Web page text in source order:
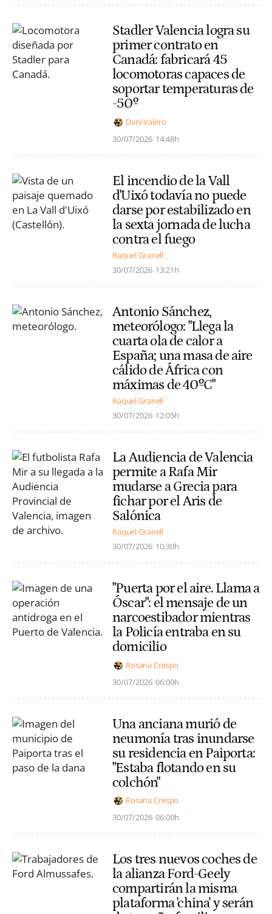
Stadler Valencia logra su
primer contrato en
Canadá: fabricará 45
locomotoras capaces de
soportar temperaturas de
-50º
Dani Valero
30/07/2026 14:48h
El incendio de la Vall
d'Uixó todavía no puede
darse por estabilizado en
la sexta jornada de lucha
contra el fuego
Raquel Granell
30/07/2026 13:21h
Antonio Sánchez,
meteorólogo: "Llega la
cuarta ola de calor a
España; una masa de aire
cálido de África con
máximas de 40ºC"
Raquel Granell
30/07/2026 12:05h
La Audiencia de Valencia
permite a Rafa Mir
mudarse a Grecia para
fichar por el Aris de
Salónica
Raquel Granell
30/07/2026 10:30h
"Puerta por el aire. Llama a
Óscar": el mensaje de un
narcoestibador mientras
la Policía entraba en su
domicilio
Rosana Crespo
30/07/2026 06:00h
Una anciana murió de
neumonía tras inundarse
su residencia en Paiporta:
"Estaba flotando en su
colchón"
Rosana Crespo
30/07/2026 06:00h
Los tres nuevos coches de
la alianza Ford-Geely
compartirán la misma
plataforma 'china' y serán